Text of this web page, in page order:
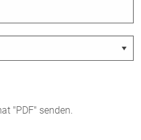
"PDF" senden.